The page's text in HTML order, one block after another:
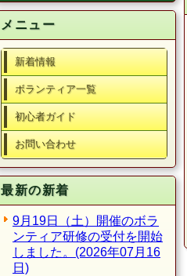
メニュー
新着情報
ボランティア一覧
初心者ガイド
お問い合わせ
最新の新着
9月19日（土）開催のボラ
ンティア研修の受付を開始
しました。(2026年07月16
日)